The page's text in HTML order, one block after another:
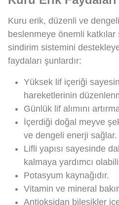
Kuru erik, düzenli ve
beslenmeye önemli katkılar
sindirim sistemini
faydaları şunlardır:
Yüksek lif içeriği
hareketlerinin
Günlük lif alımını
İçerdiği doğal meyve
ve dengeli enerji sağlar.
Lifli yapısı sayesinde
kalmaya yardımcı
Potasyum kaynağıdır.
Vitamin ve mineral
Antioksidan bileşikler